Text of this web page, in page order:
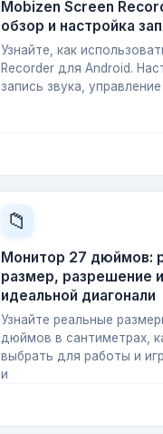
Mobizen Screen
обзор и настройка
Узнайте, как
Recorder для Android.
запись звука,
📁
Монитор 27 дюймов:
размер, разрешение
идеальной диагонали
Узнайте реальные
дюймов в сантиметрах,
выбрать для работы и
и